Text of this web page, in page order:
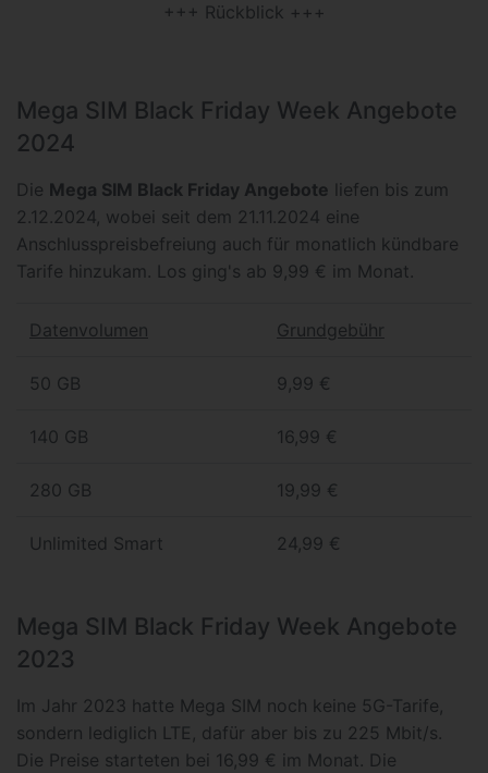
+++ Rückblick +++
Mega SIM Black Friday Week Angebote
2024
Die Mega SIM Black Friday Angebote liefen bis zum
2.12.2024, wobei seit dem 21.11.2024 eine
Anschlusspreisbefreiung auch für monatlich kündbare
Tarife hinzukam. Los ging's ab 9,99 € im Monat.
Datenvolumen Grundgebühr
50 GB 9,99 €
140 GB 16,99 €
280 GB 19,99 €
Unlimited Smart 24,99 €
Mega SIM Black Friday Week Angebote
2023
Im Jahr 2023 hatte Mega SIM noch keine 5G-Tarife,
sondern lediglich LTE, dafür aber bis zu 225 Mbit/s.
Die Preise starteten bei 16,99 € im Monat. Die